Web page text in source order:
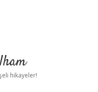
hikayeler!